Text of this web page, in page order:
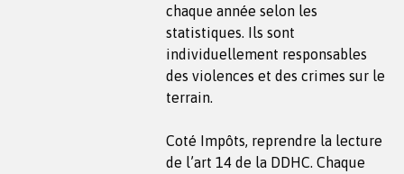
chaque année selon les
statistiques. Ils sont
individuellement responsables
des violences et des crimes sur le
terrain.
Coté Impôts, reprendre la lecture
de l’art 14 de la DDHC. Chaque